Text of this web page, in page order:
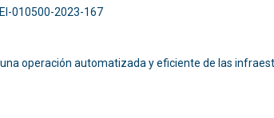
010500-2023-167
operación automatizada y eficiente de las